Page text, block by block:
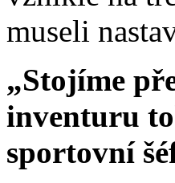
museli
„Stojíme
inventuru
sportovní